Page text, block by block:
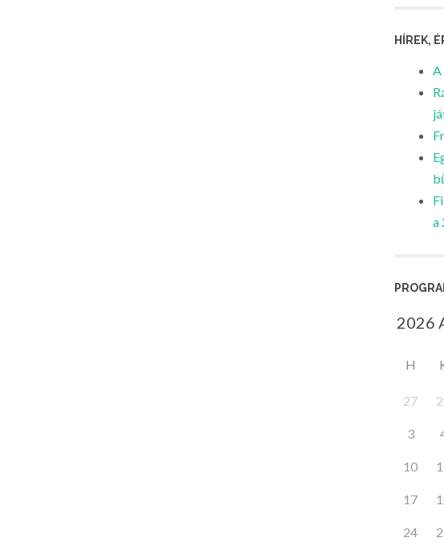
HÍREK,
a
H
27
3
10
17
24